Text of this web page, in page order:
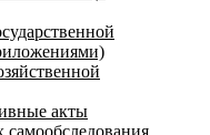
акты
самообследования